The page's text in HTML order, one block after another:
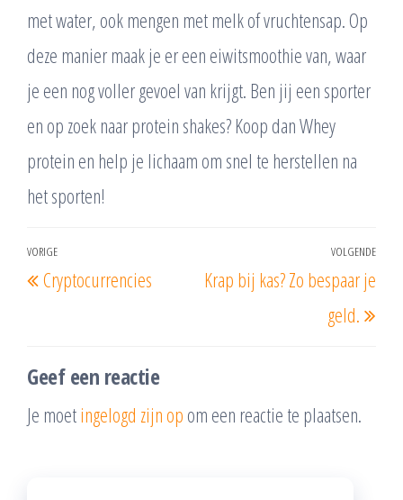
met water, ook mengen met melk of vruchtensap. Op
deze manier maak je er een eiwitsmoothie van, waar
je een nog voller gevoel van krijgt. Ben jij een sporter
en op zoek naar protein shakes? Koop dan Whey
protein en help je lichaam om snel te herstellen na
het sporten!
Bericht
navigatie
Vorig
bericht
VORIGE
Cryptocurrencies
VOLGENDE
Krap bij kas? Zo bespaar je
geld.
Geef een reactie
Je moetingelogd zijn op om een reactie te plaatsen.